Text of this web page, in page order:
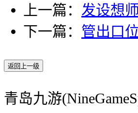
上一篇： 发设想
下一篇： 管出口
返回上一级
青岛九游